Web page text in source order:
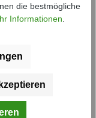
die bestmögliche
Informationen